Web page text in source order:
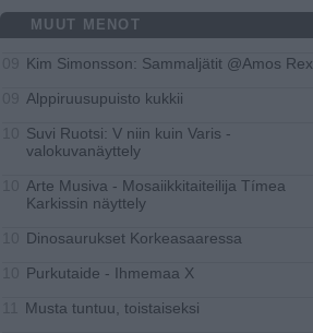
MUUT MENOT
Kim Simonsson: Sammaljätit @Amos Rex
Alppiruusupuisto kukkii
Suvi Ruotsi: V niin kuin Varis -
valokuvanäyttely
Arte Musiva - Mosaiikkitaiteilija Tímea
Karkissin näyttely
Dinosaurukset Korkeasaaressa
Purkutaide - Ihmemaa X
Musta tuntuu, toistaiseksi